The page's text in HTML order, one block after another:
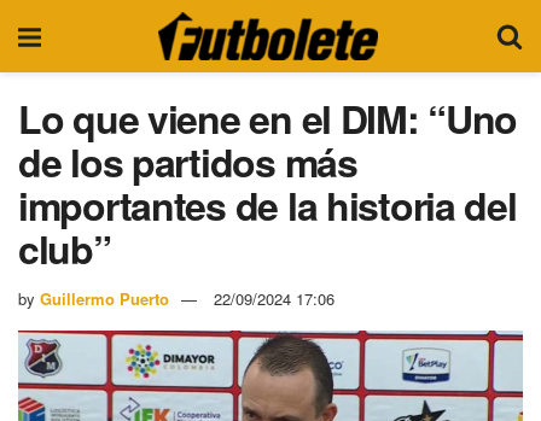
Lo que viene en el DIM: “Uno
de los partidos más
importantes de la historia del
club”
by Guillermo Puerto 22/09/2024 17:06